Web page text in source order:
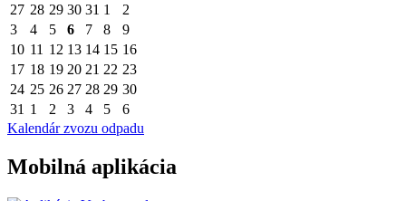
27 28 29 30 31 1
2
3
4 5 6 7 8
9
10 11 12 13 14 15 16
17 18 19 20 21 22 23
24 25 26 27 28 29 30
31 1 2 3 4 5
6
Kalendár zvozu odpadu
Mobilná aplikácia